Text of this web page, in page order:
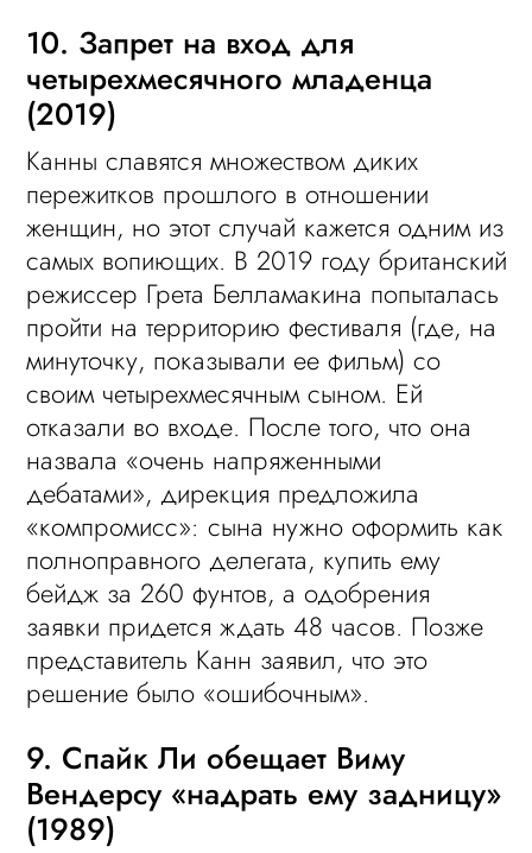
10. Запрет на вход для
четырехмесячного младенца
(2019)
Канны славятся множеством диких
пережитков прошлого в отношении
женщин, но этот случай кажется одним из
самых вопиющих. В 2019 году британский
режиссер Грета Белламакина попыталась
пройти на территорию фестиваля (где, на
минуточку, показывали ее фильм) со
своим четырехмесячным сыном. Ей
отказали во входе. После того, что она
назвала «очень напряженными
дебатами», дирекция предложила
«компромисс»: сына нужно оформить как
полноправного делегата, купить ему
бейдж за 260 фунтов, а одобрения
заявки придется ждать 48 часов. Позже
представитель Канн заявил, что это
решение было «ошибочным».
9. Спайк Ли обещает Виму
Вендерсу «надрать ему задницу»
(1989)